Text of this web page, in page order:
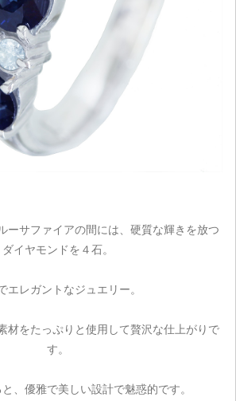
ーサファイアの間には、硬質な輝きを放つ
ダイヤモンドを４石。
エレガントなジュエリー。
材をたっぷりと使用して贅沢な仕上がりで
す。
、優雅で美しい設計で魅惑的です。